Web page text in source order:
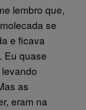
lembro que,
se
e ficava
Eu quase
as
eram na